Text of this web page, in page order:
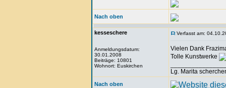
Nach oben
kesseschere
Anmeldungsdatum:
30.01.2008
Beiträge: 10801
Wohnort: Euskirchen
Verfasst am:
Vielen Dank
Tolle Kunstwerke
Lg. Marita
Nach oben